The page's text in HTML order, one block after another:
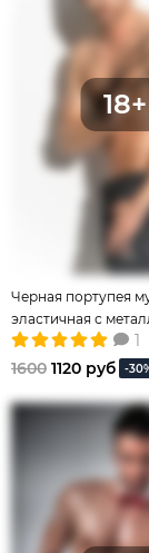
Черная портупея
эластичная с
кольцами
1
1600 1120 руб -